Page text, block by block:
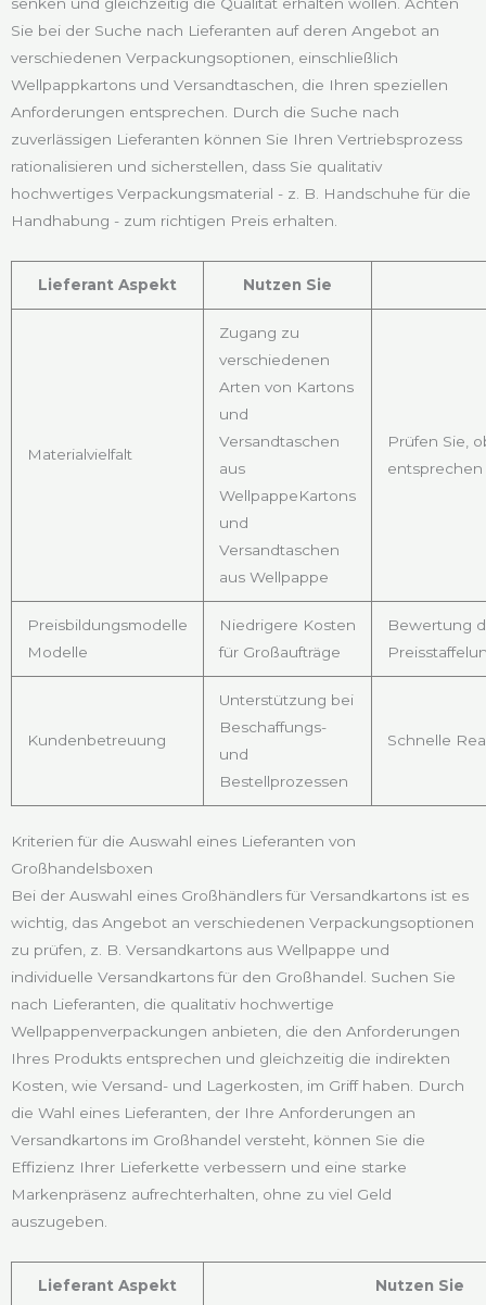
Sie bei der Suche nach Lieferanten auf deren Angebot an
verschiedenen Verpackungsoptionen, einschließlich
Wellpappkartons und Versandtaschen, die Ihren speziellen
Anforderungen entsprechen. Durch die Suche nach
zuverlässigen Lieferanten können Sie Ihren Vertriebsprozess
rationalisieren und sicherstellen, dass Sie qualitativ
hochwertiges Verpackungsmaterial - z. B. Handschuhe für die
Handhabung - zum richtigen Preis erhalten.
Lieferant Aspekt Nutzen Sie
Materialvielfalt
Zugang zu
verschiedenen
Arten von Kartons
und
Versandtaschen
aus
WellpappeKartons
und
Versandtaschen
aus Wellpappe
Prüfen Sie,
entsprechen
Preisbildungsmodelle
Modelle
Niedrigere Kosten
für Großaufträge
Bewertung
Kundenbetreuung
Unterstützung bei
Beschaffungs-
und
Bestellprozessen
Schnelle
Kriterien für die Auswahl eines Lieferanten von
Großhandelsboxen
Bei der Auswahl eines Großhändlers für Versandkartons ist es
wichtig, das Angebot an verschiedenen Verpackungsoptionen
zu prüfen, z. B. Versandkartons aus Wellpappe und
individuelle Versandkartons für den Großhandel. Suchen Sie
nach Lieferanten, die qualitativ hochwertige
Wellpappenverpackungen anbieten, die den Anforderungen
Ihres Produkts entsprechen und gleichzeitig die indirekten
Kosten, wie Versand- und Lagerkosten, im Griff haben. Durch
die Wahl eines Lieferanten, der Ihre Anforderungen an
Versandkartons im Großhandel versteht, können Sie die
Effizienz Ihrer Lieferkette verbessern und eine starke
Markenpräsenz aufrechterhalten, ohne zu viel Geld
auszugeben.
Lieferant Aspekt Nutzen Sie